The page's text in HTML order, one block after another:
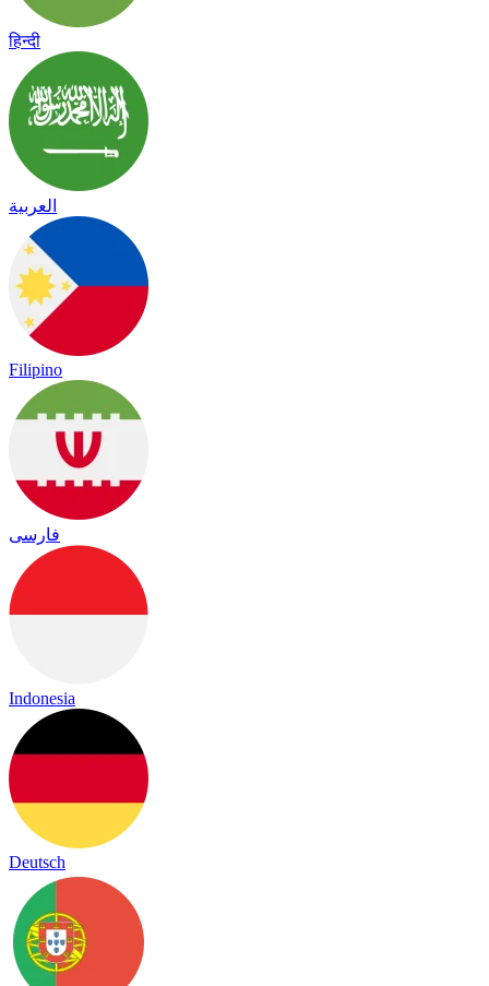
हिन्दी
العربية
Filipino
فارسی
Indonesia
Deutsch